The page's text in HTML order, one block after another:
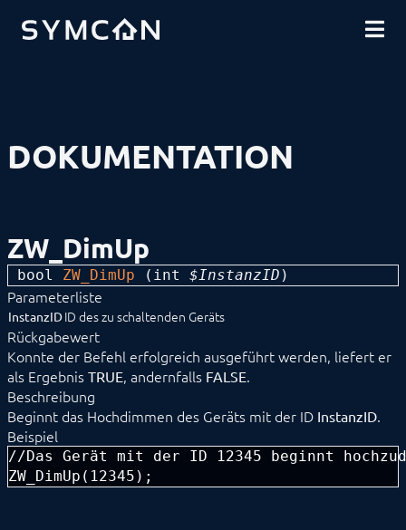
COMMUNITY
DOKUMENTATION
EINFÜHRUNG
INSTALLATION
MODULREFERENZ
Geräte
ALLNET
BACnet
Catan
digitalSTROM
DMX / ArtNet
EgiGeoZone
ekey
ekey bionyx
EnOcean
FHZ1X00PC
FS10 Wetter
GARDENA smart system
Geofency
Heating Control
ZW_DimUp
bool ZW_DimUp ( int $InstanzID )
Parameterliste
InstanzIDID des zu schaltenden Geräts
Rückgabewert
Konnte der Befehl erfolgreich ausgeführt werden, liefert er
als Ergebnis TRUE, andernfalls FALSE.
Beschreibung
Beginnt das Hochdimmen des Geräts mit der ID InstanzID.
Beispiel
//Das Gerät mit der ID 12345 beginnt
ZW_DimUp(12345);